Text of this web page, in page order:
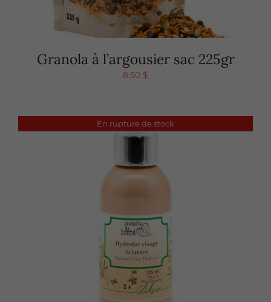
Granola à l’argousier sac 225gr
8,50 $
En rupture de stock